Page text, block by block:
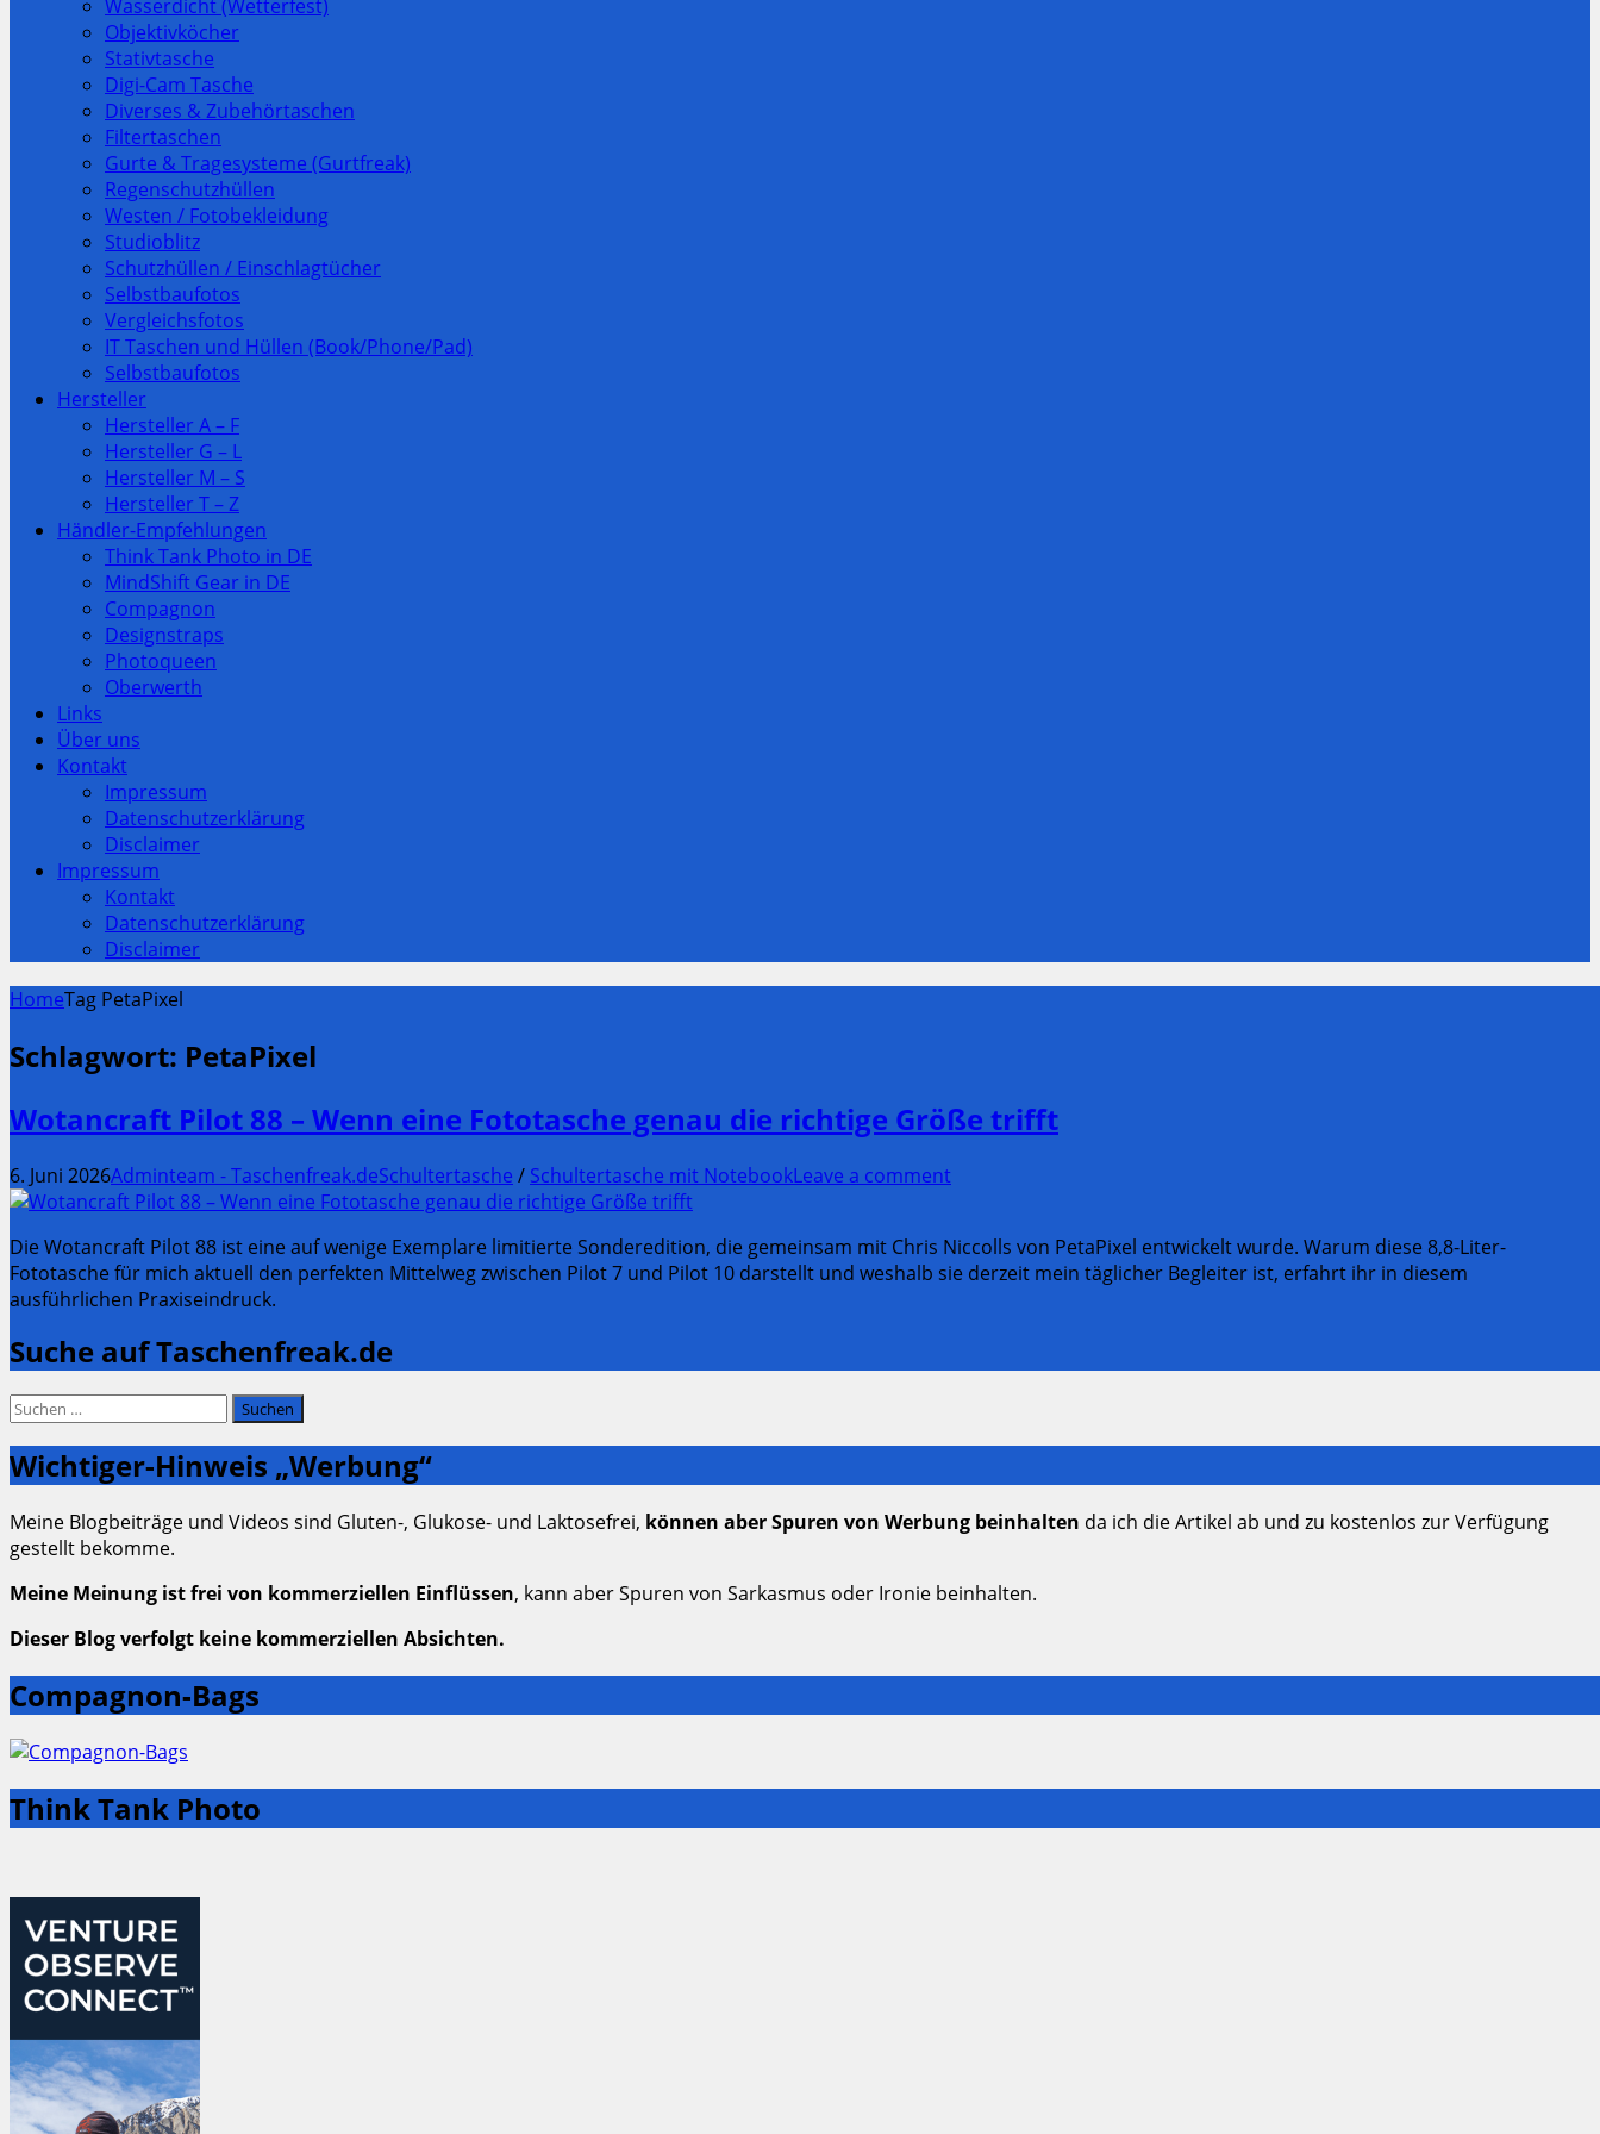
Wasserdicht (Wetterfest)
Objektivköcher
Stativtasche
Digi-Cam Tasche
Diverses & Zubehörtaschen
Filtertaschen
Gurte & Tragesysteme (Gurtfreak)
Regenschutzhüllen
Westen / Fotobekleidung
Studioblitz
Schutzhüllen / Einschlagtücher
Selbstbaufotos
Vergleichsfotos
IT Taschen und Hüllen (Book/Phone/Pad)
Selbstbaufotos
Hersteller
Hersteller A – F
Hersteller G – L
Hersteller M – S
Hersteller T – Z
Händler-Empfehlungen
Think Tank Photo in DE
MindShift Gear in DE
Compagnon
Designstraps
Photoqueen
Oberwerth
Links
Über uns
Kontakt
Impressum
Datenschutzerklärung
Disclaimer
Impressum
Kontakt
Datenschutzerklärung
Disclaimer
HomeTag PetaPixel
Schlagwort: PetaPixel
Wotancraft Pilot 88 – Wenn eine Fototasche genau die richtige Größe trifft
6. Juni 2026Adminteam - Taschenfreak.deSchultertasche / Schultertasche mit NotebookLeave a comment
Die Wotancraft Pilot 88 ist eine auf wenige Exemplare limitierte Sonderedition, die gemeinsam mit Chris Niccolls von PetaPixel entwickelt wurde. Warum diese 8,8-Liter-
Fototasche für mich aktuell den perfekten Mittelweg zwischen Pilot 7 und Pilot 10 darstellt und weshalb sie derzeit mein täglicher Begleiter ist, erfahrt ihr in diesem
ausführlichen Praxiseindruck.
Suche auf Taschenfreak.de
Suchen
nach:
Wichtiger-Hinweis „Werbung“
Meine Blogbeiträge und Videos sind Gluten-, Glukose- und Laktosefrei, können aber Spuren von Werbung beinhalten da ich die Artikel ab und zu kostenlos zur Verfügung
gestellt bekomme.
Meine Meinung ist frei von kommerziellen Einflüssen, kann aber Spuren von Sarkasmus oder Ironie beinhalten.
Dieser Blog verfolgt keine kommerziellen Absichten.
Compagnon-Bags
Think Tank Photo